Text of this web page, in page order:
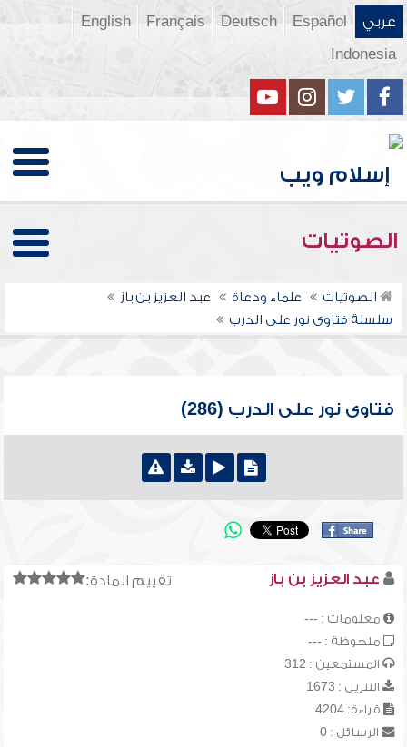
عربي Español
Deutsch
Français
English
Indonesia
الصوتيات
الصوتيات علماء ودعاة
عبد العزيز بن باز
سلسلة فتاوى نور على الدرب
فتاوى نور على الدرب (286)
تقييم المادة: عبد العزيز بن باز
معلومات : ---
ملحوظة : ---
المستمعين : 312
التنزيل : 1673
قراءة: 4204
الرسائل : 0